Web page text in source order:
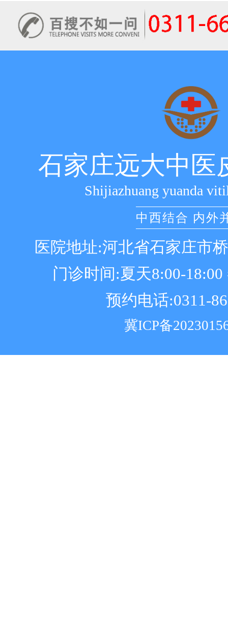
石家庄远大中医
Shijiazhuang yuanda
中西结合 内外
医院地址:河北省石家庄市
门诊时间:夏天8:00-18:00
预约电话:0311-
冀ICP备